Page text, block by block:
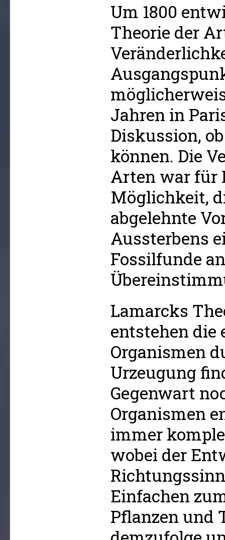
Um 1800
Theorie der
Jahren in
Diskussion,
können. Die
Arten war für
Möglichkeit,
abgelehnte
Aussterbens
Fossilfunde
Lamarcks
entstehen die
Organismen
Urzeugung
Gegenwart
Organismen
immer
wobei der
Einfachen
Pflanzen und